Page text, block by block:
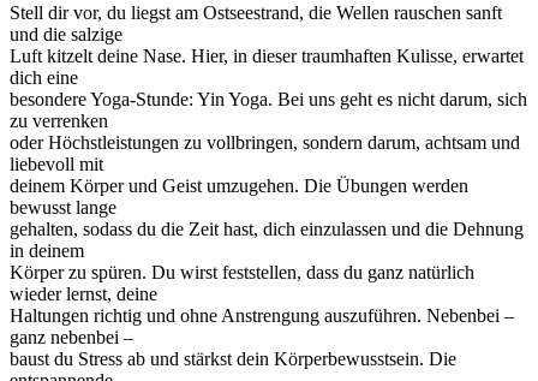
Stell dir vor, du liegst am Ostseestrand, die Wellen rauschen sanft
und die salzige
Luft kitzelt deine Nase. Hier, in dieser traumhaften Kulisse, erwartet
dich eine
besondere Yoga-Stunde: Yin Yoga. Bei uns geht es nicht darum, sich
zu verrenken
oder Höchstleistungen zu vollbringen, sondern darum, achtsam und
liebevoll mit
deinem Körper und Geist umzugehen. Die Übungen werden
bewusst lange
gehalten, sodass du die Zeit hast, dich einzulassen und die Dehnung
in deinem
Körper zu spüren. Du wirst feststellen, dass du ganz natürlich
wieder lernst, deine
Haltungen richtig und ohne Anstrengung auszuführen. Nebenbei –
ganz nebenbei –
baust du Stress ab und stärkst dein Körperbewusstsein. Die